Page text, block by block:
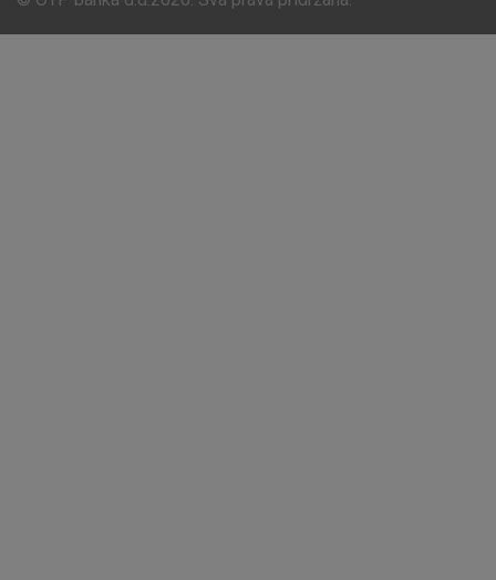
Poslovnice i bankomati
Tečajna lista